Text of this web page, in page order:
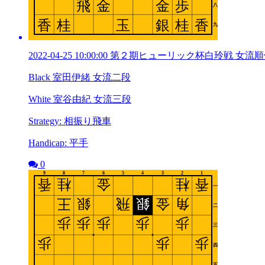
2022-04-25 10:00:00 第２期ヒューリック杯白玲戦 女流
Black 室田伊緒 女流二段
White 室谷由紀 女流三段
Strategy: 相振り飛車
Handicap: 平手
0